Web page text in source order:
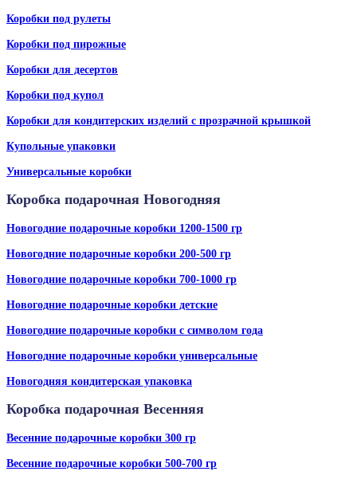
Коробки под рулеты
Коробки под пирожные
Коробки для десертов
Коробки под купол
Коробки для кондитерских изделий с прозрачной крышкой
Купольные упаковки
Универсальные коробки
Коробка подарочная Новогодняя
Новогодние подарочные коробки 1200-1500 гр
Новогодние подарочные коробки 200-500 гр
Новогодние подарочные коробки 700-1000 гр
Новогодние подарочные коробки детские
Новогодние подарочные коробки с символом года
Новогодние подарочные коробки универсальные
Новогодняя кондитерская упаковка
Коробка подарочная Весенняя
Весенние подарочные коробки 300 гр
Весенние подарочные коробки 500-700 гр